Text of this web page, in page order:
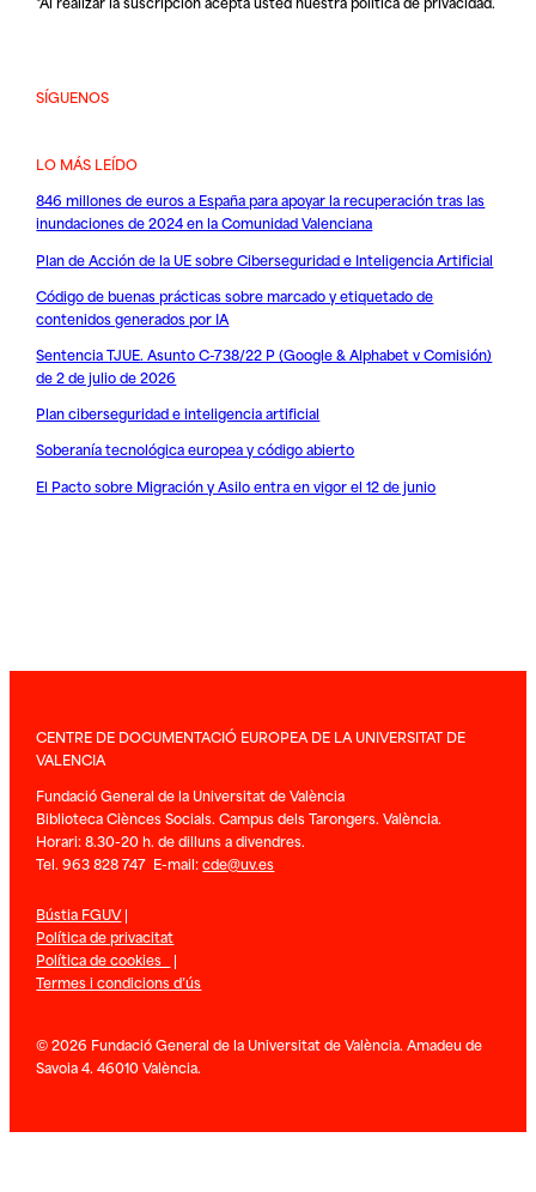
SÍGUENOS
LO MÁS LEÍDO
846 millones de euros a España para apoyar la recuperación tras las
inundaciones de 2024 en la Comunidad Valenciana
Plan de Acción de la UE sobre Ciberseguridad e Inteligencia Artificial
Código de buenas prácticas sobre marcado y etiquetado de
contenidos generados por IA
Sentencia TJUE. Asunto C-738/22 P (Google & Alphabet v Comisión)
de 2 de julio de 2026
Plan ciberseguridad e inteligencia artificial
Soberanía tecnológica europea y código abierto
El Pacto sobre Migración y Asilo entra en vigor el 12 de junio
CENTRE DE DOCUMENTACIÓ EUROPEA DE LA UNIVERSITAT DE
VALENCIA
Fundació General de la Universitat de València
Biblioteca Ciènces Socials. Campus dels Tarongers. València.
Horari: 8.30-20 h. de dilluns a divendres.
Tel. 963 828 747 E-mail:cde@uv.es
Bústia FGUV|
Política de privacitat
Política de cookies |
Termes i condicions d’ús
© 2026 Fundació General de la Universitat de València. Amadeu de
Savoia 4. 46010 València.